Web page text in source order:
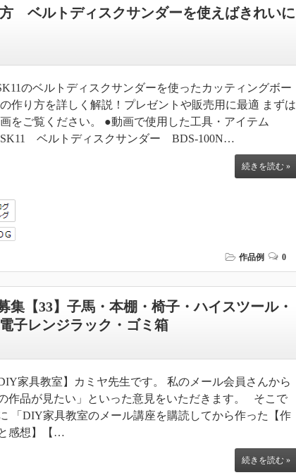
ベルトディスクサンダーを使えばきれいに
のベルトディスクサンダーを使ったカッティングボー
の作り方を詳しく解説！プレゼントや販売用に最適 まずは
をご覧ください。 ●動画で使用した工具・アイテム
ベルトディスクサンダー BDS-100N…
続きを読む »
作品例 0
集【33】子馬・本棚・椅子・ハイスツール・
子レンジラック・ゴミ箱
家具教室】カミヤ先生です。 私のメール会員さんから
の作品が見たい」といった意見をいただきます。 そこで
「DIY家具教室のメール講座を購読してから作った【作
感想】【…
続きを読む »